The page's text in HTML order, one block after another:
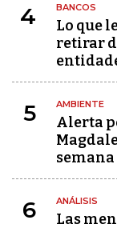
4 BANCOS
Lo que
retirar
5 AMBIENTE
Alerta
semana
6 ANÁLISIS
Las